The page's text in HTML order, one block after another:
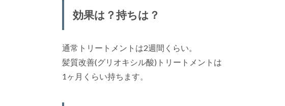
効果は？持ちは？
通常トリートメントは2週間くらい。
髪質改善(グリオキシル酸)トリートメントは
1ヶ月くらい持ちます。